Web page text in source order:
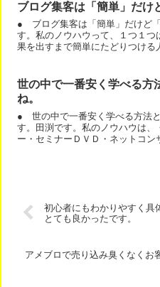
ブログ集客は「簡単」だけ
● ブログ集客は「簡単」だけど
す。私のノウハウって、１つ１
果を出すまで簡単にたどりつけ
世の中で一番安く学べる方
ね。
● 世の中で一番安く学べる方法
す。田渕です。私のノウハウは
ー・セミナーＤＶＤ・ネットコン
初心者にもわかりやすく具
とても良かったです。
アメブロで売り込み臭くなくお